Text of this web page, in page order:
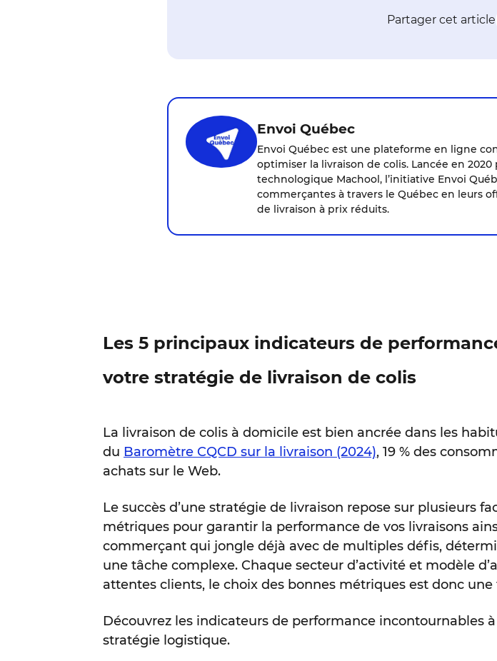
Partager cet article
Envoi Québec
Envoi Québec est une plateforme en ligne
optimiser la livraison de colis. Lancée en
technologique Machool, l’initiative Envoi
commerçantes à travers le Québec en leurs
de livraison à prix réduits.
Les 5 principaux indicateurs de
votre stratégie de livraison de colis
La livraison de colis à domicile est bien ancrée dans les
du Baromètre CQCD sur la livraison (2024), 19 % des
achats sur le Web.
Le succès d’une stratégie de livraison repose sur plusieurs
métriques pour garantir la performance de vos livraisons
commerçant qui jongle déjà avec de multiples défis,
une tâche complexe. Chaque secteur d’activité et modèle
attentes clients, le choix des bonnes métriques est donc
Découvrez les indicateurs de performance incontournables
stratégie logistique.